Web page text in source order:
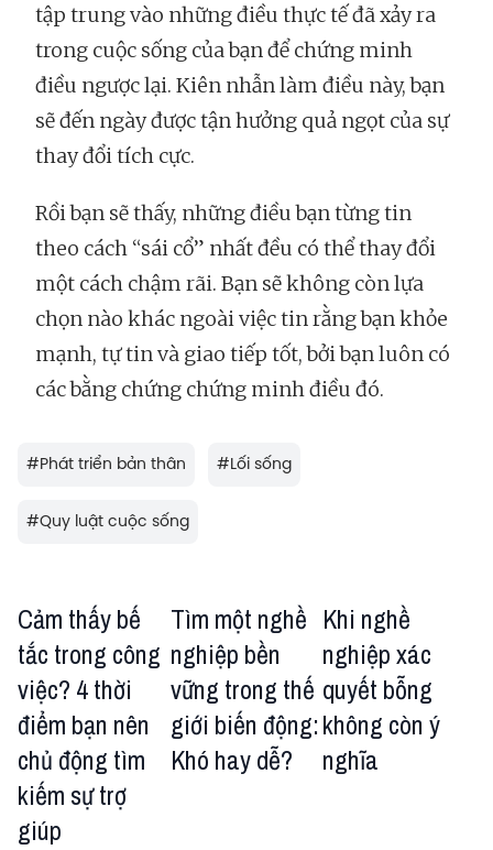
tập trung vào những điều thực tế đã xảy ra
trong cuộc sống của bạn để chứng minh
điều ngược lại. Kiên nhẫn làm điều này, bạn
sẽ đến ngày được tận hưởng quả ngọt của sự
thay đổi tích cực.
Rồi bạn sẽ thấy, những điều bạn từng tin
theo cách “sái cổ” nhất đều có thể thay đổi
một cách chậm rãi. Bạn sẽ không còn lựa
chọn nào khác ngoài việc tin rằng bạn khỏe
mạnh, tự tin và giao tiếp tốt, bởi bạn luôn có
các bằng chứng chứng minh điều đó.
#Phát triển bản thân #Lối sống
#Quy luật cuộc sống
Cảm thấy bế
tắc trong công
việc? 4 thời
điểm bạn nên
chủ động tìm
kiếm sự trợ
giúp
Tìm một nghề
nghiệp bền
vững trong thế
giới biến động:
Khó hay dễ?
Khi nghề
nghiệp xác
quyết bỗng
không còn ý
nghĩa